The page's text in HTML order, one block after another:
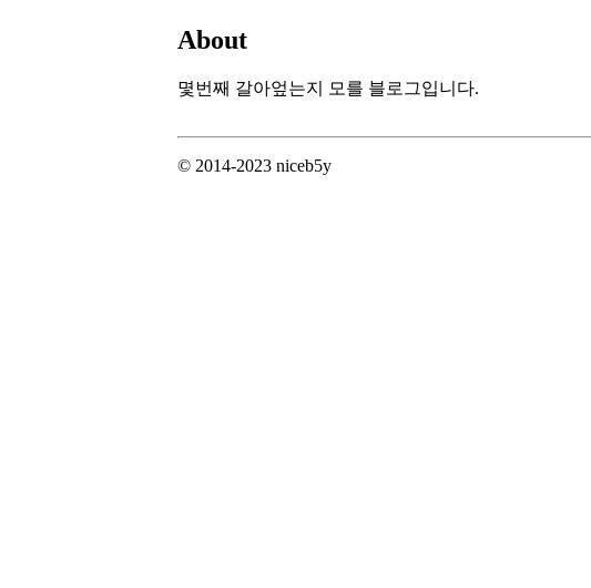
About
몇번째 갈아엎는지 모를 블로그입니다.
© 2014-2023 niceb5y